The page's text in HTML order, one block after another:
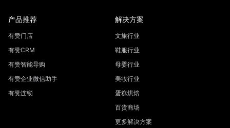
产品推荐
有赞门店
有赞CRM
有赞智能导购
有赞企业微信助手
有赞连锁
解决方案
文旅行业
鞋服行业
母婴行业
美妆行业
蛋糕烘焙
百货商场
更多解决方案